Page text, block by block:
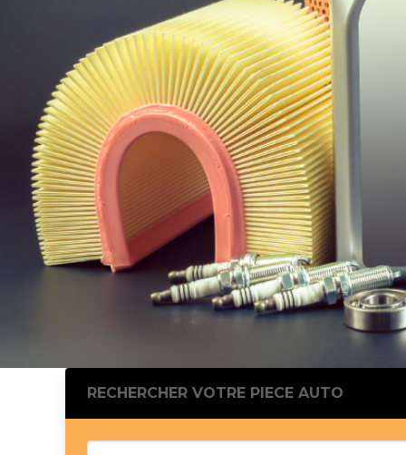
Pistons
Feu
Bague
Bague
Calle
Chaine
RECHERCHER VOTRE PIECE AUTO